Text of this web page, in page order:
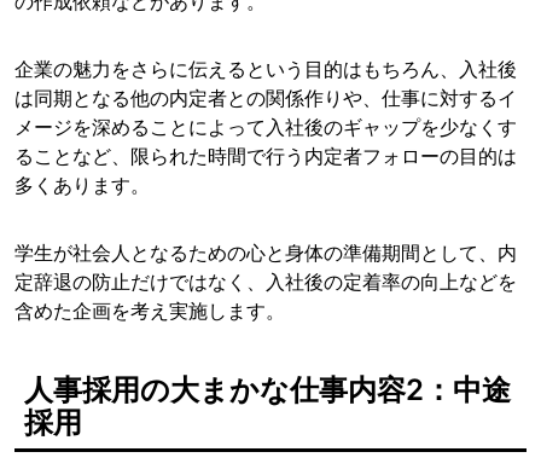
企業の魅力をさらに伝えるという目的はもちろん、入社後
は同期となる他の内定者との関係作りや、仕事に対するイ
メージを深めることによって入社後のギャップを少なくす
ることなど、限られた時間で行う内定者フォローの目的は
多くあります。
学生が社会人となるための心と身体の準備期間として、内
定辞退の防止だけではなく、入社後の定着率の向上などを
含めた企画を考え実施します。
人事採用の大まかな仕事内容2：中途
採用